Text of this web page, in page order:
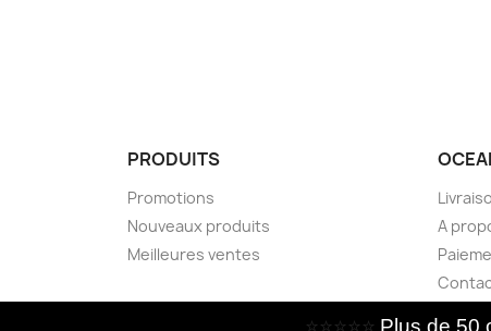
Plus de 50
PRODUITS
Promotions
Nouveaux produits
Meilleures ventes
A